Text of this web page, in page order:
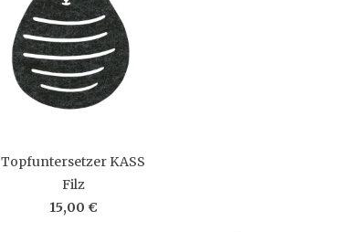
Topfuntersetzer KASS
Filz
15,00 €